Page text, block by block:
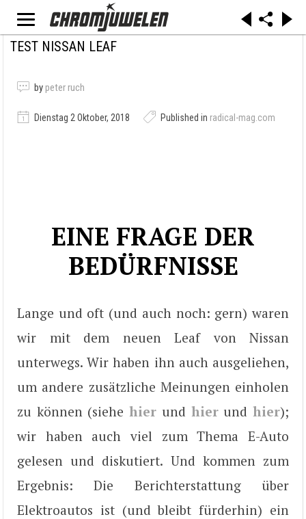
TEST NISSAN LEAF
by peter ruch
Dienstag 2 Oktober, 2018 Published in radical-mag.com
EINE FRAGE DER
BEDÜRFNISSE
Lange und oft (und auch noch: gern) waren
wir mit dem neuen Leaf von Nissan
unterwegs. Wir haben ihn auch ausgeliehen,
um andere zusätzliche Meinungen einholen
zu können (siehehier und hierundhier);
wir haben auch viel zum Thema E-Auto
gelesen und diskutiert. Und kommen zum
Ergebnis: Die Berichterstattung über
Elektroautos ist (und bleibt fürderhin) ein